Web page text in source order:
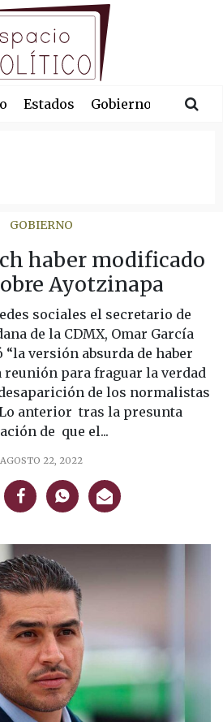
Estados Gobierno
GOBIERNO
haber modificado
Ayotzinapa
sociales el secretario de
de la CDMX, Omar García
versión absurda de haber
para fraguar la verdad
de los normalistas
anterior tras la presunta
de que el...
AGOSTO 22, 2022